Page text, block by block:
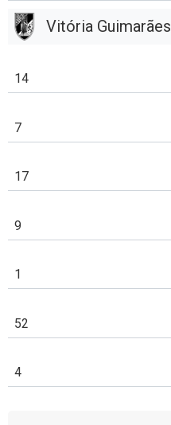
Vitória Guimarães
14
7
17
9
1
52
4